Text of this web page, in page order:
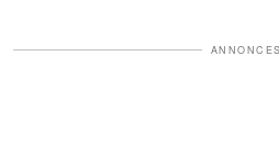
ANNONCES